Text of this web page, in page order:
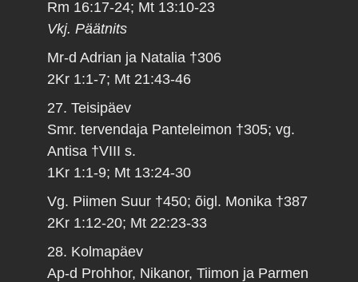
Rm 16:17-24; Mt 13:10-23
Vkj. Päätnits
Mr-d Adrian ja Natalia †306
2Kr 1:1-7; Mt 21:43-46
27. Teisipäev
Smr. tervendaja Panteleimon †305; vg.
Antisa †VIII s.
1Kr 1:1-9; Mt 13:24-30
Vg. Piimen Suur †450; õigl. Monika †387
2Kr 1:12-20; Mt 22:23-33
28. Kolmapäev
Ap-d Prohhor, Nikanor, Tiimon ja Parmen